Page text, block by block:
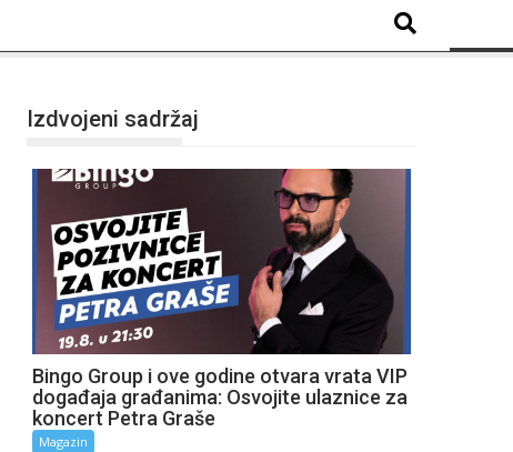
Izdvojeni sadržaj
Bingo Group i ove godine otvara vrata VIP
događaja građanima: Osvojite ulaznice za
koncert Petra Graše
Magazin